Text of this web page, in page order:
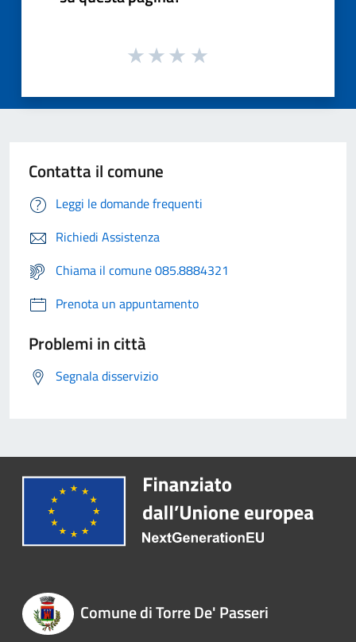
Contatta il comune
Leggi le domande frequenti
Richiedi Assistenza
Chiama il comune 085.8884321
Prenota un appuntamento
Problemi in città
Segnala disservizio
Comune di Torre De' Passeri